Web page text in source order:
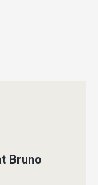
Bruno